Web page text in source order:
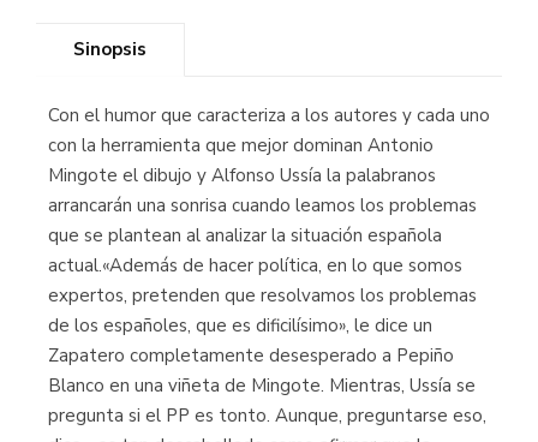
Sinopsis
Con el humor que caracteriza a los autores y cada uno
con la herramienta que mejor dominan Antonio
Mingote el dibujo y Alfonso Ussía la palabranos
arrancarán una sonrisa cuando leamos los problemas
que se plantean al analizar la situación española
actual.«Además de hacer política, en lo que somos
expertos, pretenden que resolvamos los problemas
de los españoles, que es dificilísimo», le dice un
Zapatero completamente desesperado a Pepiño
Blanco en una viñeta de Mingote. Mientras, Ussía se
pregunta si el PP es tonto. Aunque, preguntarse eso,